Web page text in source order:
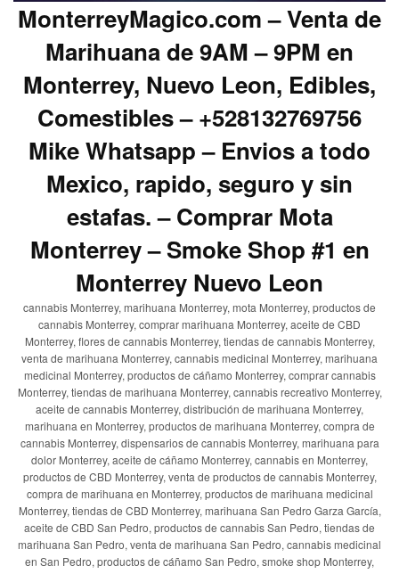
MonterreyMagico.com – Venta de
Marihuana de 9AM – 9PM en
Monterrey, Nuevo Leon, Edibles,
Comestibles – +528132769756
Mike Whatsapp – Envios a todo
Mexico, rapido, seguro y sin
estafas. – Comprar Mota
Monterrey – Smoke Shop #1 en
Monterrey Nuevo Leon
cannabis Monterrey, marihuana Monterrey, mota Monterrey, productos de
cannabis Monterrey, comprar marihuana Monterrey, aceite de CBD
Monterrey, flores de cannabis Monterrey, tiendas de cannabis Monterrey,
venta de marihuana Monterrey, cannabis medicinal Monterrey, marihuana
medicinal Monterrey, productos de cáñamo Monterrey, comprar cannabis
Monterrey, tiendas de marihuana Monterrey, cannabis recreativo Monterrey,
aceite de cannabis Monterrey, distribución de marihuana Monterrey,
marihuana en Monterrey, productos de marihuana Monterrey, compra de
cannabis Monterrey, dispensarios de cannabis Monterrey, marihuana para
dolor Monterrey, aceite de cáñamo Monterrey, cannabis en Monterrey,
productos de CBD Monterrey, venta de productos de cannabis Monterrey,
compra de marihuana en Monterrey, productos de marihuana medicinal
Monterrey, tiendas de CBD Monterrey, marihuana San Pedro Garza García,
aceite de CBD San Pedro, productos de cannabis San Pedro, tiendas de
marihuana San Pedro, venta de marihuana San Pedro, cannabis medicinal
en San Pedro, productos de cáñamo San Pedro, smoke shop Monterrey,